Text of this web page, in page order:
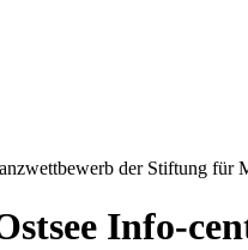
der Stiftung für
Info-